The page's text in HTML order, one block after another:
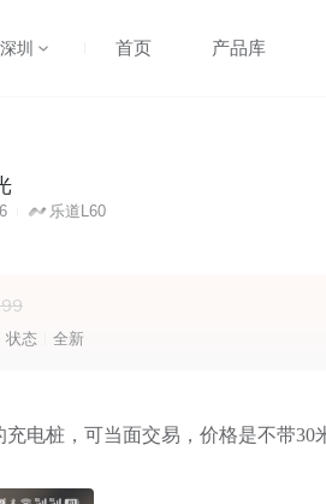
深圳 首页 产品库
乐道L60
状态 全新
充电桩，可当面交易，价格是不带